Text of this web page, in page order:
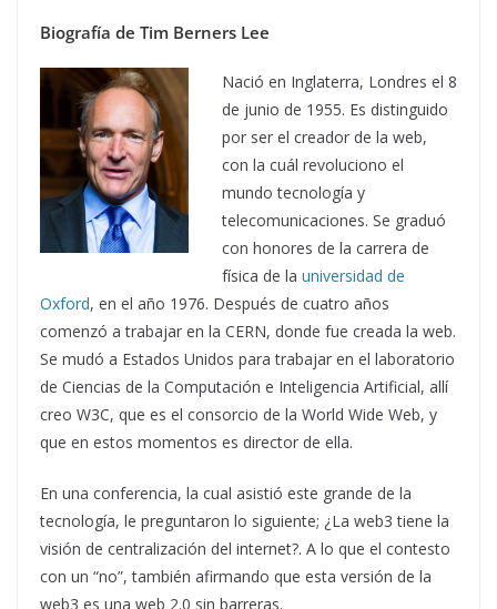
Biografía de Tim Berners Lee
Nació en Inglaterra, Londres el 8
de junio de 1955. Es distinguido
por ser el creador de la web,
con la cuál revoluciono el
mundo tecnología y
telecomunicaciones. Se graduó
con honores de la carrera de
física de la universidad de
Oxford, en el año 1976. Después de cuatro años
comenzó a trabajar en la CERN, donde fue creada la web.
Se mudó a Estados Unidos para trabajar en el laboratorio
de Ciencias de la Computación e Inteligencia Artificial, allí
creo W3C, que es el consorcio de la World Wide Web, y
que en estos momentos es director de ella.
En una conferencia, la cual asistió este grande de la
tecnología, le preguntaron lo siguiente; ¿La web3 tiene la
visión de centralización del internet?. A lo que el contesto
con un “no”, también afirmando que esta versión de la
web3 es una web 2.0 sin barreras.